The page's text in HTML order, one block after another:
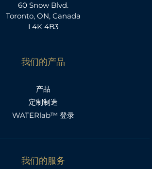
60 Snow Blvd.
Toronto, ON, Canada
L4K 4B3
我们的产品
产品
定制制造
WATERlab™ 登录
我们的服务